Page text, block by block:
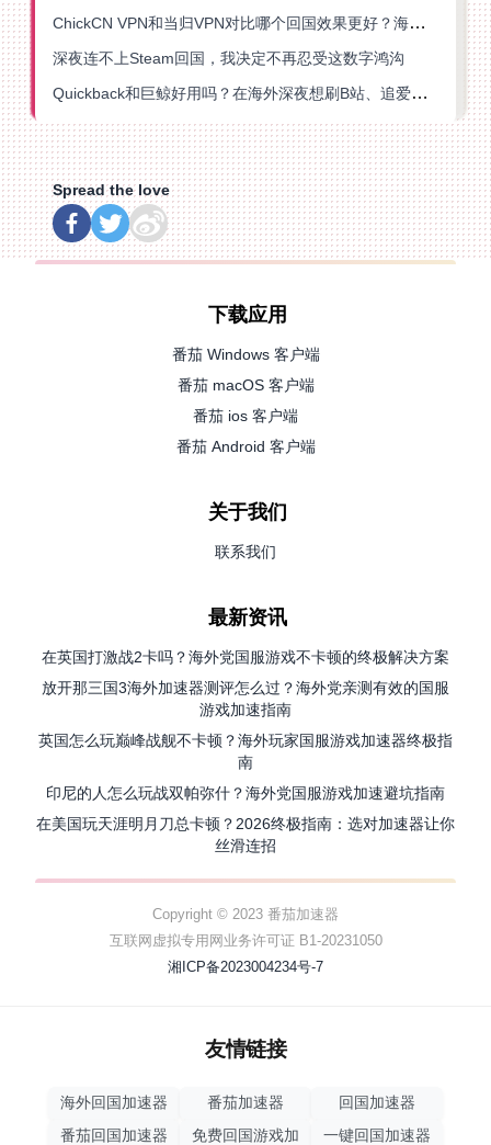
ChickCN VPN和当归VPN对比哪个回国效果更好？海外党亲测后选了它
深夜连不上Steam回国，我决定不再忍受这数字鸿沟
Quickback和巨鲸好用吗？在海外深夜想刷B站、追爱奇艺的你，或许正需要这份答案
Spread the love
下载应用
番茄 Windows 客户端
番茄 macOS 客户端
番茄 ios 客户端
番茄 Android 客户端
关于我们
联系我们
最新资讯
在英国打激战2卡吗？海外党国服游戏不卡顿的终极解决方案
放开那三国3海外加速器测评怎么过？海外党亲测有效的国服
游戏加速指南
英国怎么玩巅峰战舰不卡顿？海外玩家国服游戏加速器终极指
南
印尼的人怎么玩战双帕弥什？海外党国服游戏加速避坑指南
在美国玩天涯明月刀总卡顿？2026终极指南：选对加速器让你
丝滑连招
Copyright © 2023 番茄加速器
互联网虚拟专用网业务许可证 B1-20231050
湘ICP备2023004234号-7
友情链接
海外回国加速器 番茄加速器
回国加速器
番茄回国加速器
免费回国游戏加 一键回国加速器